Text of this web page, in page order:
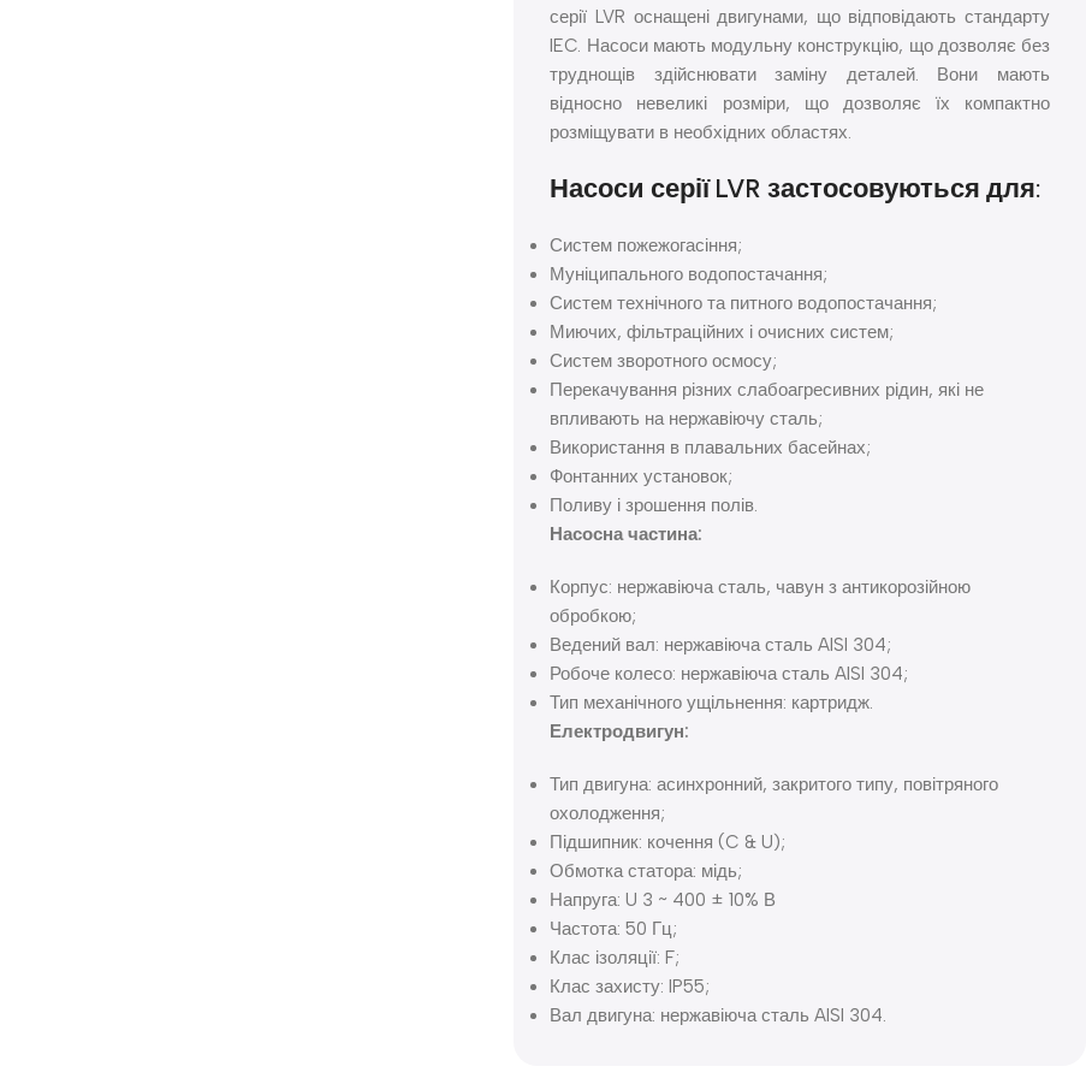
серії LVR оснащені двигунами, що відповідають стандарту
IEC. Насоси мають модульну конструкцію, що дозволяє без
труднощів здійснювати заміну деталей. Вони мають
відносно невеликі розміри, що дозволяє їх компактно
розміщувати в необхідних областях.
Насоси серії LVR застосовуються для:
Систем пожежогасіння;
Муніципального водопостачання;
Систем технічного та питного водопостачання;
Миючих, фільтраційних і очисних систем;
Систем зворотного осмосу;
Перекачування різних слабоагресивних рідин, які не
впливають на нержавіючу сталь;
Використання в плавальних басейнах;
Фонтанних установок;
Поливу і зрошення полів.
Насосна частина:
Корпус: нержавіюча сталь, чавун з антикорозійною
обробкою;
Ведений вал: нержавіюча сталь AISI 304;
Робоче колесо: нержавіюча сталь AISI 304;
Тип механічного ущільнення: картридж.
Електродвигун:
Тип двигуна: асинхронний, закритого типу, повітряного
охолодження;
Підшипник: кочення (C & U);
Обмотка статора: мідь;
Напруга: U 3 ~ 400 ± 10% В
Частота: 50 Гц;
Клас ізоляції: F;
Клас захисту: IP55;
Вал двигуна: нержавіюча сталь AISI 304.